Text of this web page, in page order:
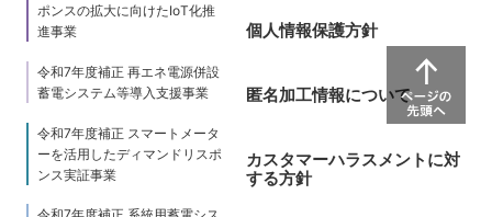
ポンスの拡大に向けたIoT化推
進事業
令和7年度補正 再エネ電源併設
蓄電システム等導入支援事業
令和7年度補正 スマートメータ
ーを活用したディマンドリスポ
ンス実証事業
個人情報保護方針
匿名加工情報について
カスタマーハラスメントに対
する方針